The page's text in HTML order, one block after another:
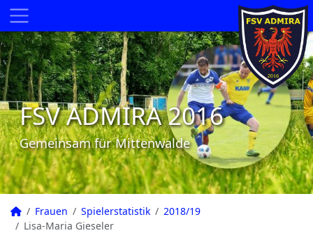
FSV ADMIRA 2016
Gemeinsam für Mittenwalde
Frauen Spielerstatistik
2018/19
Lisa-Maria Gieseler